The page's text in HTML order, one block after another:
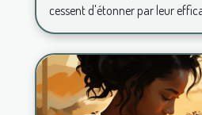
cessent d'étonner par leur